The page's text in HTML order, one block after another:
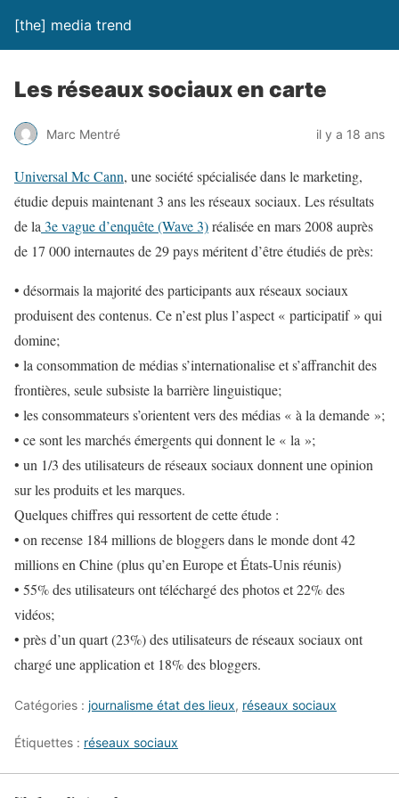
[the] media trend
Les réseaux sociaux en carte
Marc Mentré il y a 18 ans
Universal Mc Cann, une société spécialisée dans le marketing,
étudie depuis maintenant 3 ans les réseaux sociaux. Les résultats
de la 3e vague d’enquête (Wave 3)réalisée en mars 2008 auprès
de 17 000 internautes de 29 pays méritent d’être étudiés de près:
• désormais la majorité des participants aux réseaux sociaux
produisent des contenus. Ce n’est plus l’aspect « participatif » qui
domine;
• la consommation de médias s’internationalise et s’affranchit des
frontières, seule subsiste la barrière linguistique;
• les consommateurs s’orientent vers des médias « à la demande »;
• ce sont les marchés émergents qui donnent le « la »;
• un 1/3 des utilisateurs de réseaux sociaux donnent une opinion
sur les produits et les marques.
Quelques chiffres qui ressortent de cette étude :
• on recense 184 millions de bloggers dans le monde dont 42
millions en Chine (plus qu’en Europe et États-Unis réunis)
• 55% des utilisateurs ont téléchargé des photos et 22% des
vidéos;
• près d’un quart (23%) des utilisateurs de réseaux sociaux ont
chargé une application et 18% des bloggers.
Catégories : journalisme état des lieux, réseaux sociaux
Étiquettes : réseaux sociaux